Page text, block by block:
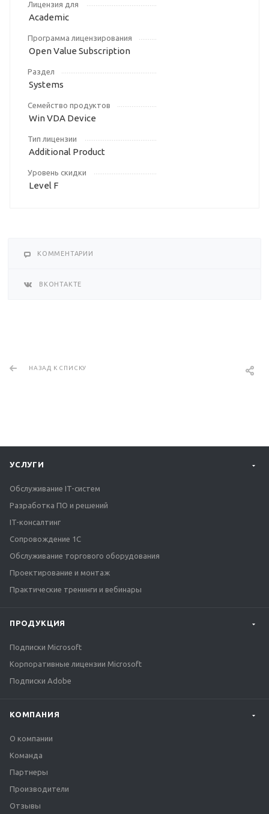
Лицензия для
Academic
Программа лицензирования
Open Value Subscription
Раздел
Systems
Семейство продуктов
Win VDA Device
Тип лицензии
Additional Product
Уровень скидки
Level F
КОММЕНТАРИИ
ВКОНТАКТЕ
НАЗАД К СПИСКУ
УСЛУГИ
Обслуживание IT-систем
Разработка ПО и решений
IT-консалтинг
Сопровождение 1С
Обслуживание торгового оборудования
Проектирование и монтаж
Практические тренинги и вебинары
ПРОДУКЦИЯ
Подписки Microsoft
Корпоративные лицензии Microsoft
Подписки Adobe
КОМПАНИЯ
О компании
Команда
Партнеры
Производители
Отзывы